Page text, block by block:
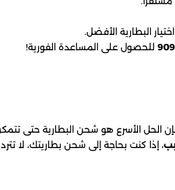
البطارية الأفضل.
للحصول على المساعدة الفورية!
الحل الأسرع هو شحن البطارية حتى
، إذا كنت بحاجة إلى شحن بطاريتك، لا